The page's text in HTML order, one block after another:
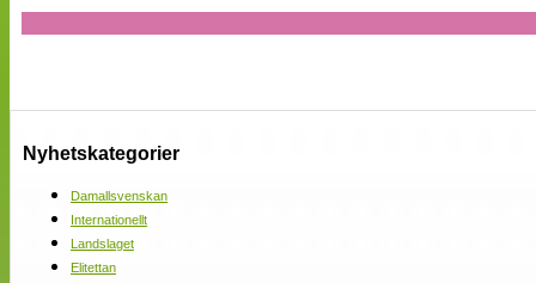
Nyhetskategorier
Damallsvenskan
Internationellt
Landslaget
Elitettan